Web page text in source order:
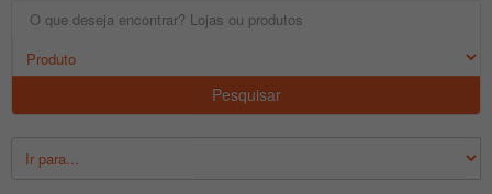
Pesquisar